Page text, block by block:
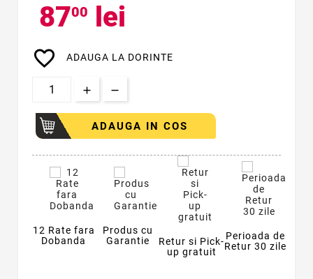
8700 lei
favorite_border ADAUGA LA DORINTE
ADAUGA IN COS
12 Rate fara
Dobanda
Produs cu
Garantie
Retur si Pick-
up gratuit
Perioada de
Retur 30 zile